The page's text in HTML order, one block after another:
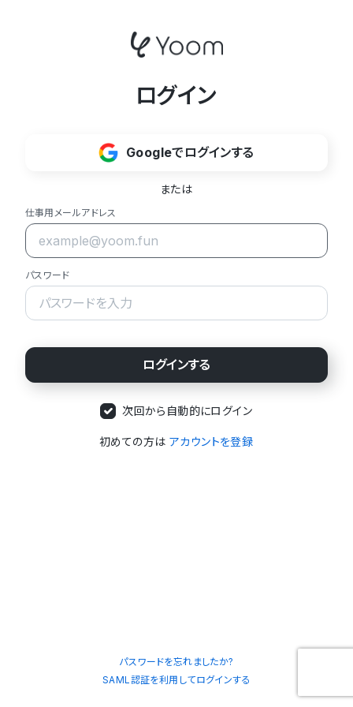
ログイン
Googleでログインする
または
仕事用メールアドレス
パスワード
次回から自動的にログイン
初めての方は アカウントを登録
パスワードを忘れましたか?
SAML認証を利用してログインする